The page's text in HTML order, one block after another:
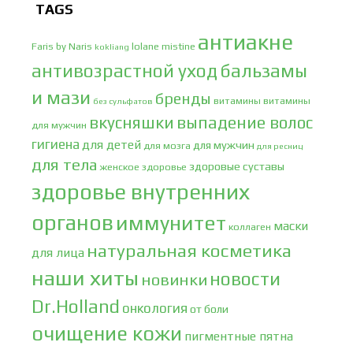
TAGS
Faris by Naris kokliang lolane mistine антиакне
антивозрастной уход бальзамы
и мази без сульфатов бренды витамины витамины
для мужчин вкусняшки выпадение волос
гигиена для детей для мозга для мужчин для ресниц
для тела женское здоровье здоровые суставы
здоровье внутренних
органовиммунитет коллаген маски
для лица натуральная косметика
наши хиты новинки новости
Dr.Holland онкология от боли
очищение кожи пигментные пятна